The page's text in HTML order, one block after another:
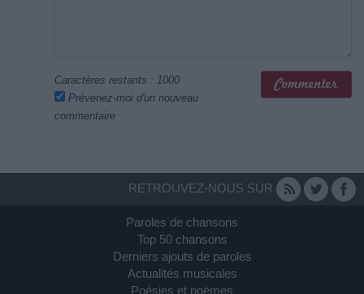
Caractères restants : 1000
Prévenez-moi d'un nouveau
commentaire
RETROUVEZ-NOUS SUR
Paroles de chansons
Top 50 chansons
Derniers ajouts de paroles
Actualités musicales
Poésies et poèmes